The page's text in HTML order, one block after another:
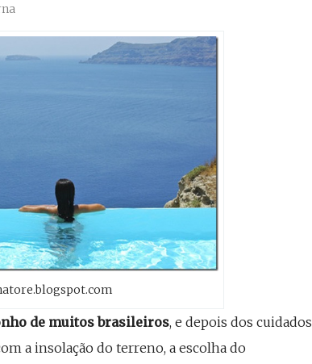
de muitos brasileiros, e depois dos cuidados
a insolação do terreno, a escolha do